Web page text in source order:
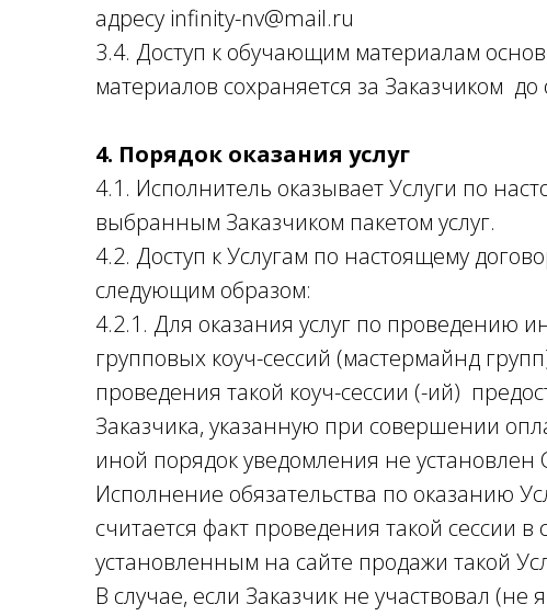
адресу infinity-nv@mail.ru
3.4. Доступ к обучающим материалам
материалов сохраняется за Заказчиком до
4. Порядок оказания услуг
4.1. Исполнитель оказывает Услуги по
выбранным Заказчиком пакетом услуг.
4.2. Доступ к Услугам по настоящему
следующим образом:
4.2.1. Для оказания услуг по проведению
групповых коуч-сессий (мастермайнд
проведения такой коуч-сессии (-ий)
Заказчика, указанную при совершении
иной порядок уведомления не установлен
Исполнение обязательства по оказанию
считается факт проведения такой сессии в
установленным на сайте продажи такой
В случае, если Заказчик не участвовал